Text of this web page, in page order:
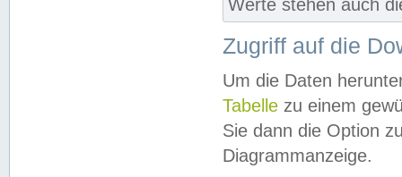
Werte stehen auch
Zugriff auf die
Um die Daten
Tabelle zu einem
Sie dann die Option
Diagrammanzeige.